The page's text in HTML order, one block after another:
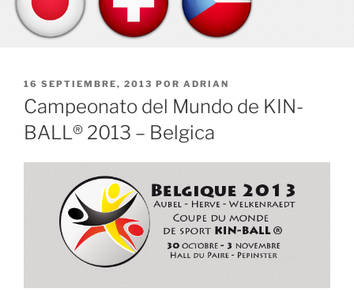
PUBLICADO
EL
16 SEPTIEMBRE, 2013 POR ADRIAN
Campeonato del Mundo de KIN-
BALL® 2013 – Belgica